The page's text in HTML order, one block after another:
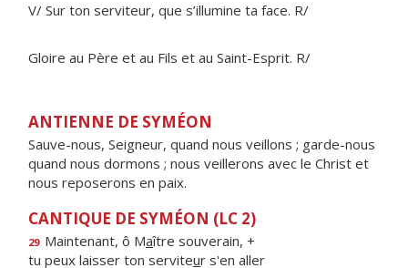
V/ Sur ton serviteur, que s’illumine ta face. R/
Gloire au Père et au Fils et au Saint-Esprit. R/
ANTIENNE DE SYMÉON
Sauve-nous, Seigneur, quand nous veillons ; garde-nous
quand nous dormons ; nous veillerons avec le Christ et
nous reposerons en paix.
CANTIQUE DE SYMÉON (LC 2)
29 Maintenant, ô Maître souverain, +
tu peux laisser ton serviteur s'en aller